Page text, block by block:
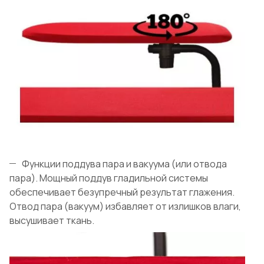
Функции поддува пара и вакуума (или отвода
пара). Мощный поддув гладильной системы
обеспечивает безупречный результат глажения.
Отвод пара (вакуум) избавляет от излишков влаги,
высушивает ткань.